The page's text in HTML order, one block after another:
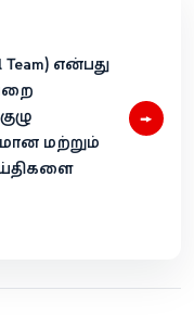
Team) என்பது
மற்றும்
→